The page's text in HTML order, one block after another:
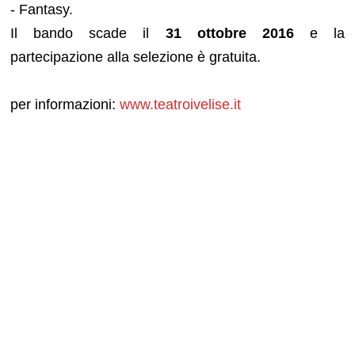
- Fantasy.
Il bando scade il 31 ottobre 2016 e la
partecipazione alla selezione è gratuita.
per informazioni:www.teatroivelise.it